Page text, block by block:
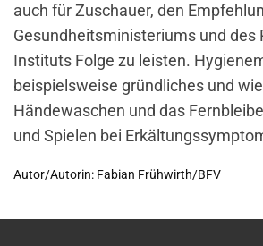
auch für Zuschauer, den
Gesundheitsministeriums und des
Instituts Folge zu leisten.
beispielsweise gründliches und
Händewaschen und das
und Spielen bei
Autor/Autorin: Fabian Frühwirth/BFV